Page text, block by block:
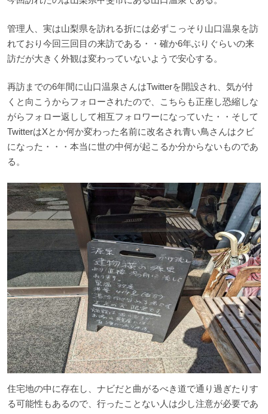
管理人、実は山梨県を訪れる折には必ずこっそり山口温泉を訪
れており今回三回目の来訪である・・確か6年ぶりぐらいの来
訪だが大きく外観は変わっていないようで安心する。
再訪までの6年間に山口温泉さんはTwitterを開設され、気が付
くと向こうからフォローされたので、こちらも正座し恐縮しな
がらフォロー返しして相互フォロワーになっていた・・そして
TwitterはXとか何か変わった名前に改名され青い鳥さんはクビ
になった・・・本当に世の中何が起こるか分からないものであ
る。
住宅地の中に存在し、ナビだと曲がるべき道で通り過ぎたりす
る可能性もあるので、行ったことない人は少し注意が必要であ